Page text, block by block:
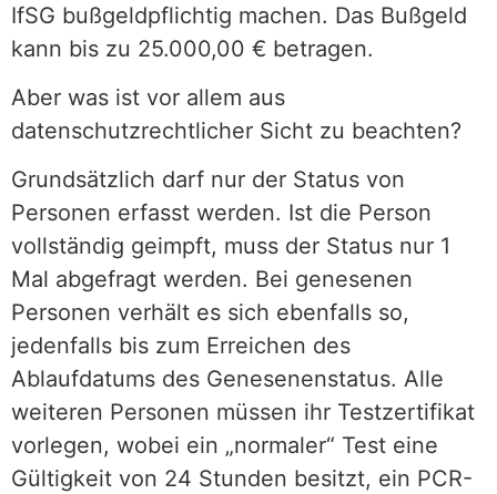
IfSG bußgeldpflichtig machen. Das Bußgeld
kann bis zu 25.000,00 € betragen.
Aber was ist vor allem aus
datenschutzrechtlicher Sicht zu beachten?
Grundsätzlich darf nur der Status von
Personen erfasst werden. Ist die Person
vollständig geimpft, muss der Status nur 1
Mal abgefragt werden. Bei genesenen
Personen verhält es sich ebenfalls so,
jedenfalls bis zum Erreichen des
Ablaufdatums des Genesenenstatus. Alle
weiteren Personen müssen ihr Testzertifikat
vorlegen, wobei ein „normaler“ Test eine
Gültigkeit von 24 Stunden besitzt, ein PCR-